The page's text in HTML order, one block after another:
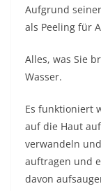
Aufgrund
als Peeling für
Alles, was Sie
Wasser.
Es funktioniert
auf die Haut
verwandeln
auftragen und
davon